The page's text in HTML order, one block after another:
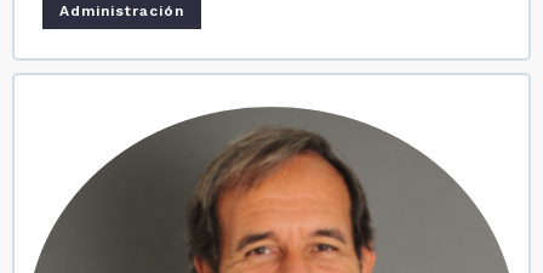
Administración